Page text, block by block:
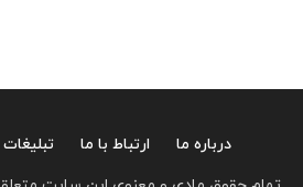
درباره ما ارتباط با ما تبلیغات